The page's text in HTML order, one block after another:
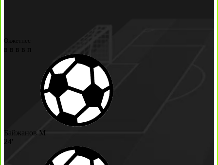
Окжетпес
в в в в п
Байжанов М
24'